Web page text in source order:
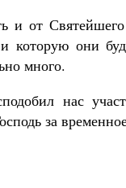
и от
они
много.
нас
за